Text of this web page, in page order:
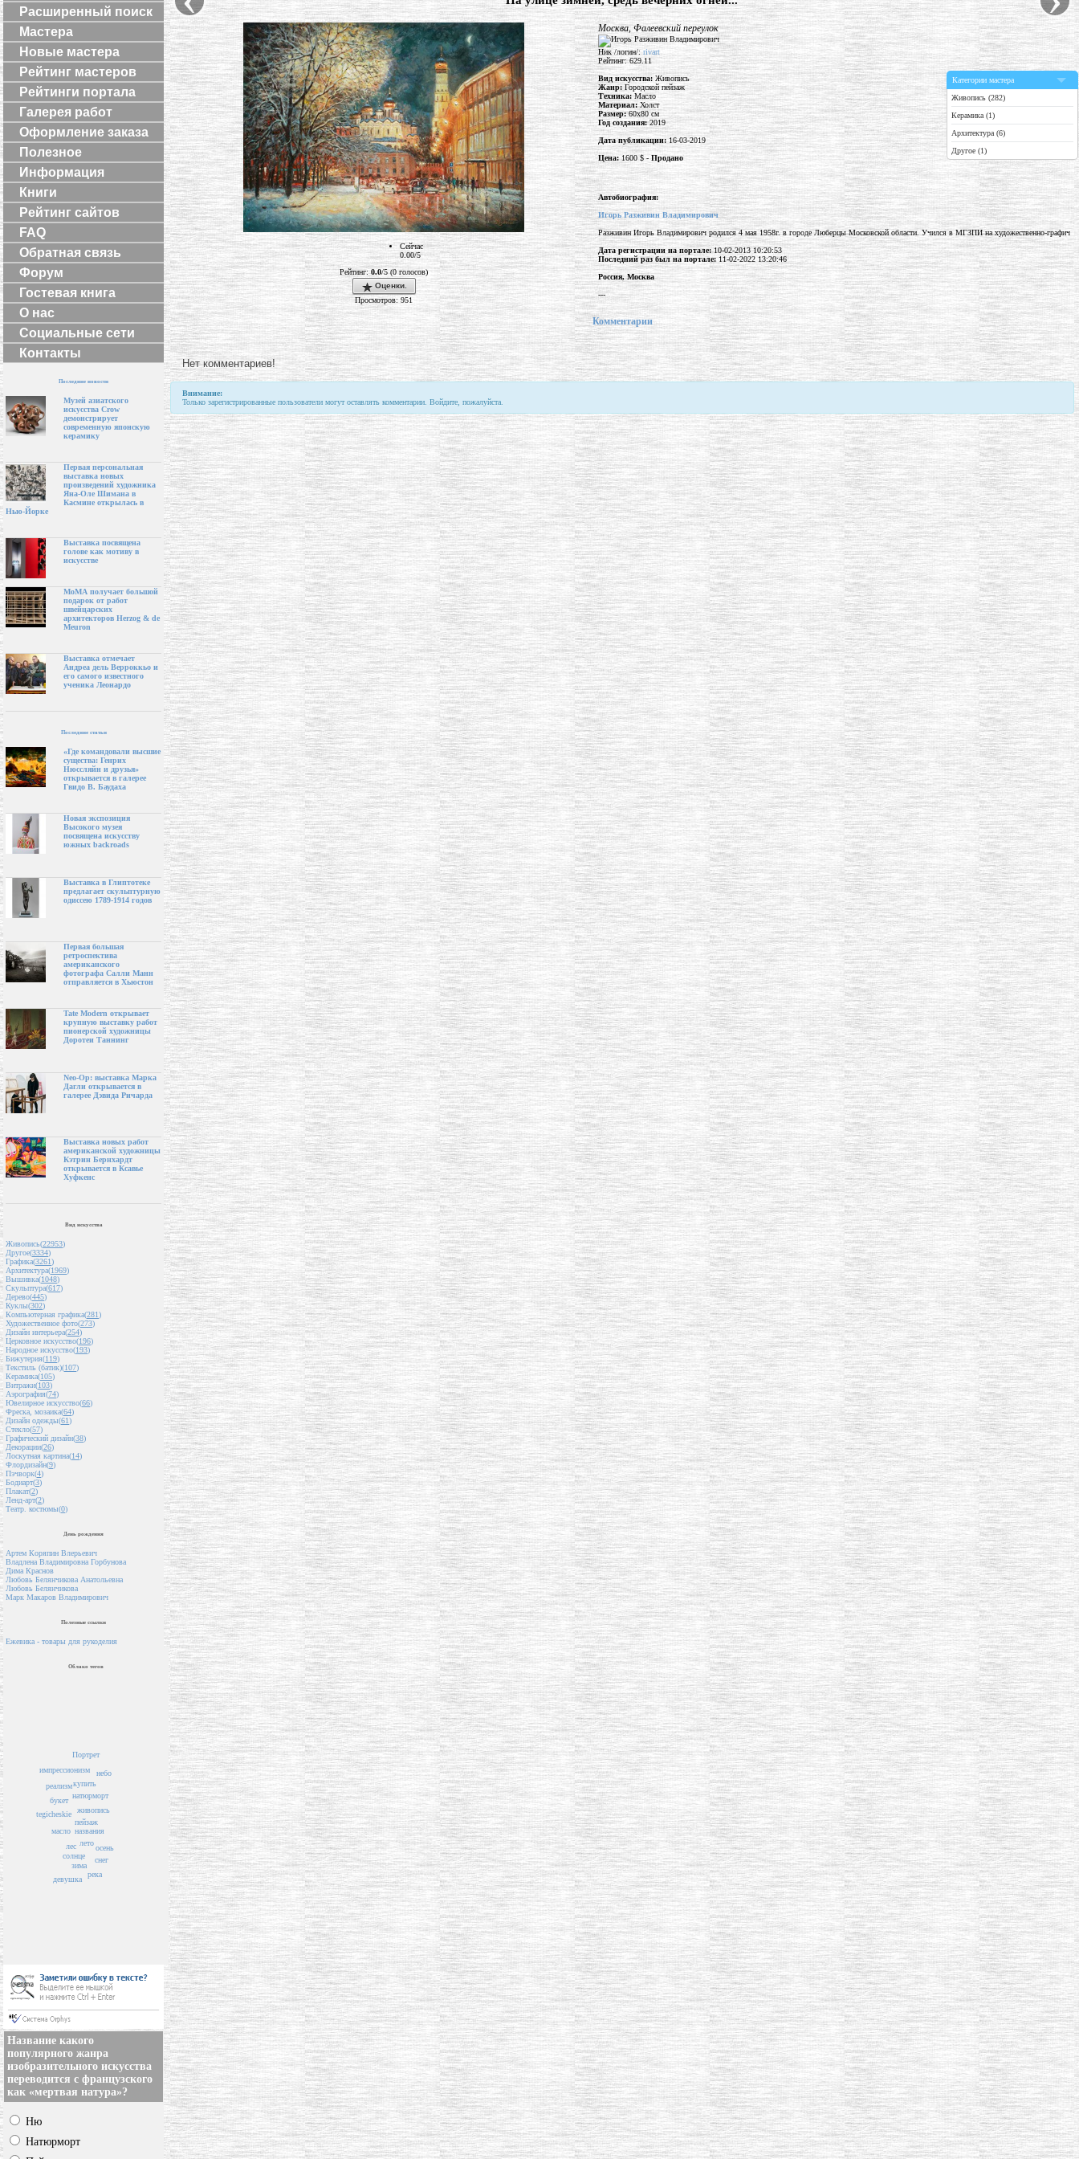
Расширенный поиск
Мастера
Новые мастера
Рейтинг мастеров
Рейтинги портала
Галерея работ
Оформление заказа
Полезное
Информация
Книги
Рейтинг сайтов
FAQ
Обратная связь
Форум
Гостевая книга
О нас
Социальные сети
Контакты
Последние новости
Музей азиатского
искусства Crow
демонстрирует
современную японскую
керамику
Первая персональная
выставка новых
произведений художника
Яна-Оле Шимана в
Касмине открылась в
Нью-Йорке
Выставка посвящена
голове как мотиву в
искусстве
МоМА получает большой
подарок от работ
швейцарских
архитекторов Herzog & de
Meuron
Выставка отмечает
Андреа дель Верроккьо и
его самого известного
ученика Леонардо
Последние статьи
«Где командовали высшие
существа: Генрих
Нюссляйн и друзья»
открывается в галерее
Гвидо В. Баудаха
Новая экспозиция
Высокого музея
посвящена искусству
южных backroads
Выставка в Глиптотеке
предлагает скульптурную
одиссею 1789-1914 годов
Первая большая
ретроспектива
американского
фотографа Салли Манн
отправляется в Хьюстон
Tate Modern открывает
крупную выставку работ
пионерской художницы
Доротеи Таннинг
Neo-Op: выставка Марка
Дагли открывается в
галерее Дэвида Ричарда
Выставка новых работ
американской художницы
Кэтрин Бернхардт
открывается в Ксавье
Хуфкенс
Вид искусства
Живопись(22953)
Другое(3334)
Графика(3261)
Архитектура(1969)
Вышивка(1048)
Скульптура(617)
Дерево(445)
Куклы(302)
Компьютерная графика(281)
Художественное фото(273)
Дизайн интерьера(254)
Церковное искусство(196)
Народное искусство(193)
Бижутерия(119)
Текстиль (батик)(107)
Керамика(105)
Витражи(103)
Аэрография(74)
Ювелирное искусство(66)
Фреска, мозаика(64)
Дизайн одежды(61)
Стекло(57)
Графический дизайн(38)
Декорации(26)
Лоскутная картина(14)
Флордизайн(9)
Пэчворк(4)
Бодиарт(3)
Плакат(2)
Ленд-арт(2)
Театр. костюмы(0)
День рождения
Артем Коряпин Влерьевич
Владлена Владимировна Горбунова
Дима Краснов
Любовь Белянчикова Анатольевна
Любовь Белянчикова
Марк Макаров Владимирович
Полезные ссылки
Ежевика - товары для рукоделия
Облако тегов
пейзаж
названия
живопись
лето
натюрморт
купить
солнце
лес
зима
осень
букет
масло
река
снег
tegicheskie
реализм
небо
импрессионизм
Портрет
девушка
Название какого
популярного жанра
изобразительного искусства
переводится с французского
как «мертвая натура»?
Ню
Натюрморт
Сейчас
0.00/5
Рейтинг:0.0/5 (0 голосов)
Оценки.
Просмотров: 951
Москва, Фалеевский переулок
Ник /логин/: rivart
Рейтинг: 629.11
Вид искусства: Живопись
Жанр: Городской пейзаж
Техника:Масло
Материал:Холст
Размер:60x80 см
Год создания:2019
Дата публикации:16-03-2019
Цена:1600 $ -Продано
Категории мастера
Живопись (282)
Керамика (1)
Архитектура (6)
Другое (1)
Автобиография:
Игорь Разживин Владимирович
Разживин Игорь Владимирович родился 4 мая 1958г. в городе Люберцы Московской области. Учился в МГЗПИ на художественно-графич
Дата регистрации на портале:10-02-2013 10:20:53
Последний раз был на портале: 11-02-2022 13:20:46
Россия, Москва
---
Комментарии
Нет комментариев!
Внимание:
Только зарегистрированные пользователи могут оставлять комментарии. Войдите, пожалуйста.